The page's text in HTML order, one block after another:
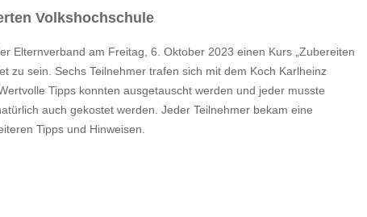
Volkshochschule
Elternverband am Freitag, 6. Oktober 2023 einen Kurs „Zubereiten
zu sein. Sechs Teilnehmer trafen sich mit dem Koch Karlheinz
Tipps konnten ausgetauscht werden und jeder musste
auch gekostet werden. Jeder Teilnehmer bekam eine
Tipps und Hinweisen.